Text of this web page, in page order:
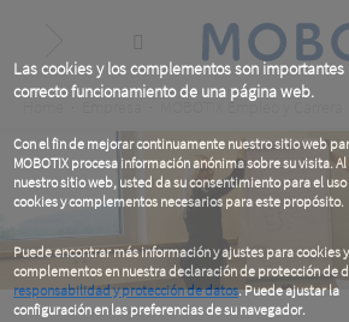
Las cookies y los complementos son importantes
correcto funcionamiento de una página web.
Con el fin de mejorar continuamente nuestro sitio web
MOBOTIX procesa información anónima sobre su visita.
nuestro sitio web, usted da su consentimiento para el
cookies y complementos necesarios para este propósito.
Puede encontrar más información y ajustes para cookies y
complementos en nuestra declaración de protección de
responsabilidad y protección de datos. Puede ajustar la
configuración en las preferencias de su navegador.
content
MOBOTIX Empleo y Carrera